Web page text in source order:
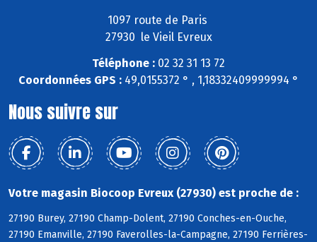
1097 route de Paris
27930 le Vieil Evreux
Téléphone : 02 32 31 13 72
Coordonnées GPS : 49,0155372 ° , 1,18332409999994 °
Nous suivre sur
Votre magasin Biocoop Evreux (27930) est proche de :
27190 Burey, 27190 Champ-Dolent, 27190 Conches-en-Ouche,
27190 Emanville, 27190 Faverolles-la-Campagne, 27190 Ferrières-